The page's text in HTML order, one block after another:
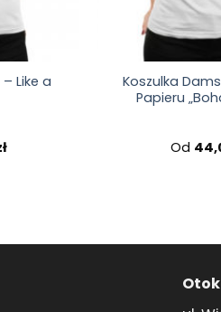
Like a
Koszulka
Papieru
Od